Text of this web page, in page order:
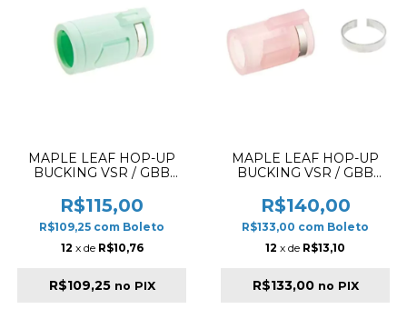
MAPLE LEAF HOP-UP
BUCKING VSR / GBB
AUTOBOT RUBBER 50º
R$115,00
R$109,25 com Boleto
12 x de R$10,76
R$109,25 no PIX
MAPLE LEAF HOP-UP
BUCKING VSR / GBB
AIR SEAL SILICONE 80º
R$140,00
R$133,00 com Boleto
12 x de R$13,10
R$133,00 no PIX